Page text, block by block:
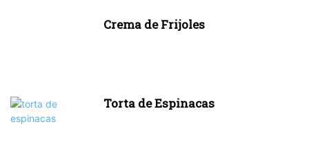
Crema de Frijoles
Torta de Espinacas